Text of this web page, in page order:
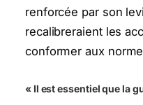
renforcée par son
recalibreraient les
conformer aux
« Il est essentiel que la